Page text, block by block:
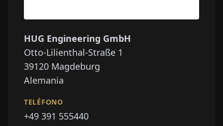
HUG Engineering GmbH
Otto-Lilienthal-Straße 1
39120 Magdeburg
Alemania
TELÉFONO
+49 391 555440